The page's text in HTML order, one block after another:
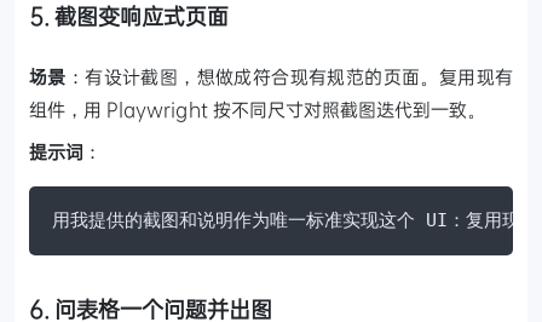
5. 截图变响应式页面
场景 ：有设计截图，想做成符合现有规范的页面。复用现有
组件，用 Playwright 按不同尺寸对照截图迭代到一致。
提示词 ：
用我提供的截图和说明作为唯一标准实现这个 UI：复
6. 问表格一个问题并出图